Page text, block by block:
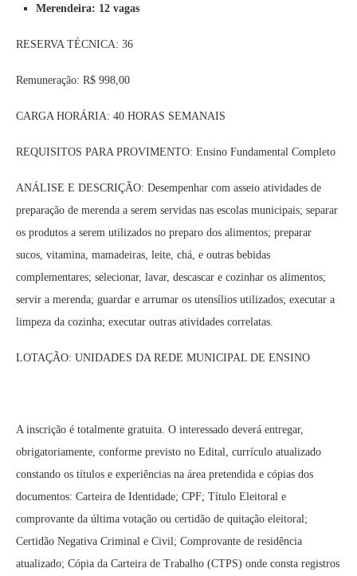
Merendeira: 12 vagas
RESERVA TÉCNICA: 36
Remuneração: R$ 998,00
CARGA HORÁRIA: 40 HORAS SEMANAIS
REQUISITOS PARA PROVIMENTO: Ensino Fundamental Completo
ANÁLISE E DESCRIÇÃO: Desempenhar com asseio atividades de
preparação de merenda a serem servidas nas escolas municipais; separar
os produtos a serem utilizados no preparo dos alimentos; preparar
sucos, vitamina, mamadeiras, leite, chá, e outras bebidas
complementares; selecionar, lavar, descascar e cozinhar os alimentos;
servir a merenda; guardar e arrumar os utensílios utilizados; executar a
limpeza da cozinha; executar outras atividades correlatas.
LOTAÇÃO: UNIDADES DA REDE MUNICIPAL DE ENSINO
A inscrição é totalmente gratuita. O interessado deverá entregar,
obrigatoriamente, conforme previsto no Edital, currículo atualizado
constando os títulos e experiências na área pretendida e cópias dos
documentos: Carteira de Identidade; CPF; Título Eleitoral e
comprovante da última votação ou certidão de quitação eleitoral;
Certidão Negativa Criminal e Civil; Comprovante de residência
atualizado; Cópia da Carteira de Trabalho (CTPS) onde consta registros